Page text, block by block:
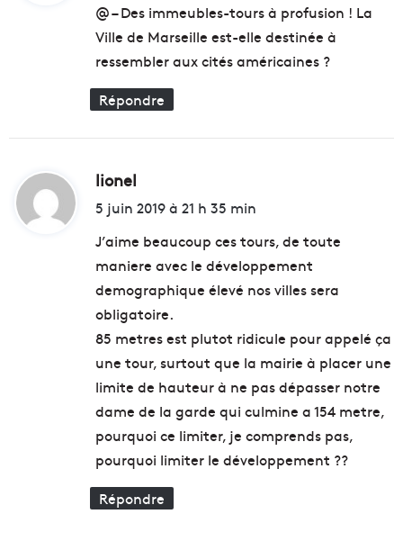
@ – Des immeubles-tours à profusion ! La
Ville de Marseille est-elle destinée à
ressembler aux cités américaines ?
Répondre
lionel
i
5 juin 2019 à 21 h 35 min
J’aime beaucoup ces tours, de toute
maniere avec le développement
demographique élevé nos villes sera
obligatoire.
85 metres est plutot ridicule pour appelé ça
une tour, surtout que la mairie à placer une
limite de hauteur à ne pas dépasser notre
dame de la garde qui culmine a 154 metre,
pourquoi ce limiter, je comprends pas,
pourquoi limiter le développement ??
Répondre